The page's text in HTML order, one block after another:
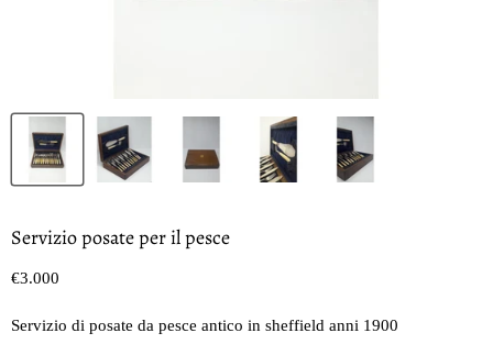
Servizio posate per il pesce
Prezzo oggi
€3.000
Servizio di posate da pesce antico in sheffield anni 1900